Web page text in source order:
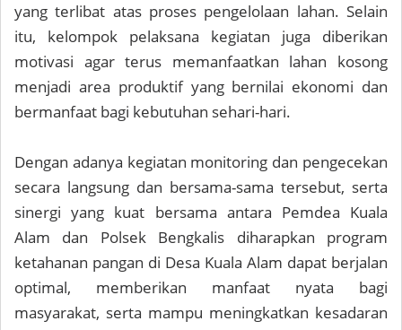
yang terlibat atas proses pengelolaan lahan. Selain
itu, kelompok pelaksana kegiatan juga diberikan
motivasi agar terus memanfaatkan lahan kosong
menjadi area produktif yang bernilai ekonomi dan
bermanfaat bagi kebutuhan sehari-hari.
Dengan adanya kegiatan monitoring dan pengecekan
secara langsung dan bersama-sama tersebut, serta
sinergi yang kuat bersama antara Pemdea Kuala
Alam dan Polsek Bengkalis diharapkan program
ketahanan pangan di Desa Kuala Alam dapat berjalan
optimal, memberikan manfaat nyata bagi
masyarakat, serta mampu meningkatkan kesadaran